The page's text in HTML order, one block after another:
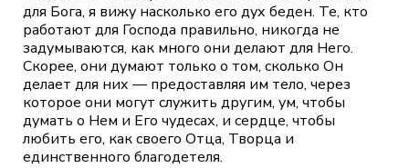
для Бога, я вижу насколько его дух беден. Те, кто
работают для Господа правильно, никогда не
задумываются, как много они делают для Него.
Скорее, они думают только о том, сколько Он
делает для них — предоставляя им тело, через
которое они могут служить другим, ум, чтобы
думать о Нем и Его чудесах, и сердце, чтобы
любить его, как своего Отца, Творца и
единственного благодетеля.